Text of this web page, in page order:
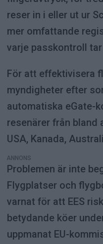
reser in i eller ut ur
mer omfattande
varje passkontroll
För att effektivisera
myndigheter efter
automatiska eGate-
resenärer från bland
USA, Kanada,
ANNONS
Problemen är inte
Flygplatser och
varnat för att EES
betydande köer
uppmanat EU-